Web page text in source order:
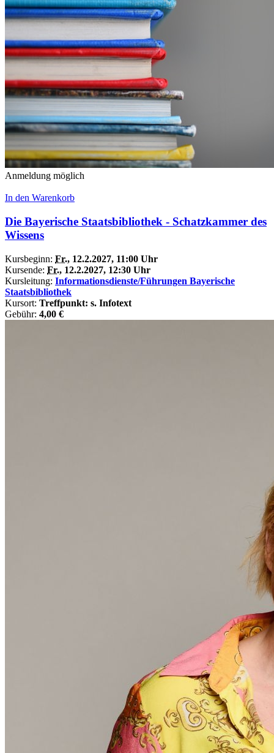
Anmeldung möglich
In den Warenkorb
Die Bayerische Staatsbibliothek - Schatzkammer des
Wissens
Kursbeginn: Fr., 12.2.2027, 11:00 Uhr
Kursende: Fr., 12.2.2027, 12:30 Uhr
Kursleitung: Informationsdienste/Führungen Bayerische
Staatsbibliothek
Kursort: Treffpunkt: s. Infotext
Gebühr: 4,00 €